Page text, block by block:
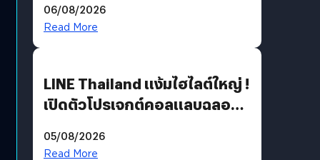
06/08/2026
Read More
LINE Thailand แง้มไฮไลต์ใหญ่ !
เปิดตัวโปรเจกต์คอลแลบฉลอง
Moon x LINE FRIENDS
05/08/2026
Read More